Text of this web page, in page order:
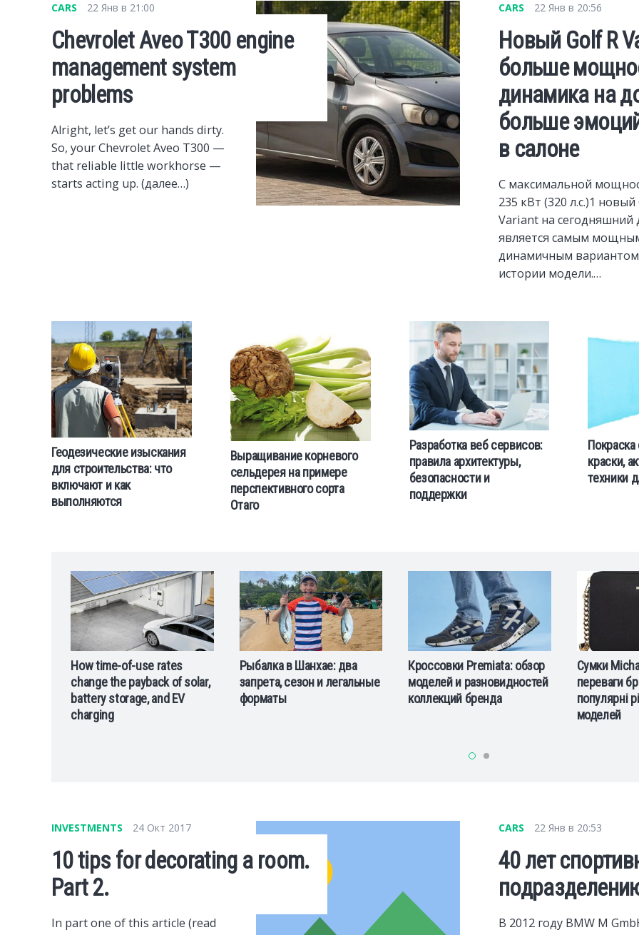
CARS 22 Янв в 21:00
Chevrolet Aveo T300 engine
management system
problems
Alright, let’s get our hands dirty.
So, your Chevrolet Aveo T300 —
that reliable little workhorse —
starts acting up. (далее…)
CARS 22 Янв в 20:56
Новый Golf R
больше
динамика на
больше
в салоне
С максимальной
235 кВт (320 л.с.)1 новый
Variant на сегодняшний
является самым
динамичным
истории модели.…
Геодезические изыскания
для строительства: что
включают и как
выполняются
Выращивание корневого
сельдерея на примере
перспективного сорта
Отаго
Разработка веб сервисов:
правила архитектуры,
безопасности и
поддержки
краски,
техники
Рыбалка в Шанхае: два
запрета, сезон и легальные
форматы
Кроссовки Premiata: обзор
моделей и разновидностей
коллекций бренда
Сумки Michael Kors:
переваги бренду та
популярні різновиди
CP
технологии
INVESTMENTS 24 Окт 2017
10 tips for decorating a room.
Part 2.
In part one of this article (read
CARS 22 Янв в 20:53
40 лет
В 2012 году BMW M